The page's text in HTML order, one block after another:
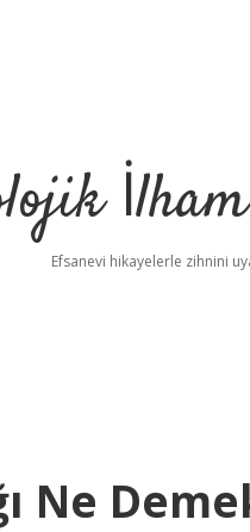
Efsanevi hikayelerle zihnini
Ne